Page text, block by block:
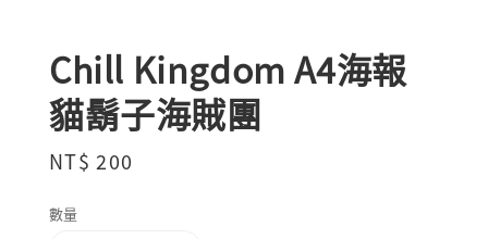
Chill Kingdom A4海報
貓鬍子海賊團
Regular
NT$ 200
數量